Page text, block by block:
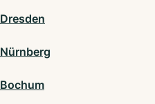
Dresden
Nürnberg
Bochum